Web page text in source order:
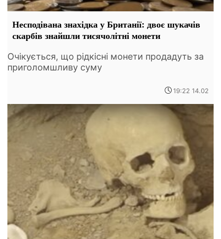
Несподівана знахідка у Британії: двоє шукачів
скарбів знайшли тисячолітні монети
Очікується, що рідкісні монети продадуть за
приголомшливу суму
19:22 14.02